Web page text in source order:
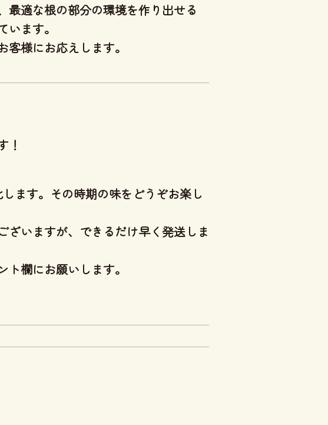
最適な根の部分の環境を作り出せる
ます。
客様にお応えします。
！
ます。その時期の味をどうぞお楽し
いますが、できるだけ早く発送しま
欄にお願いします。